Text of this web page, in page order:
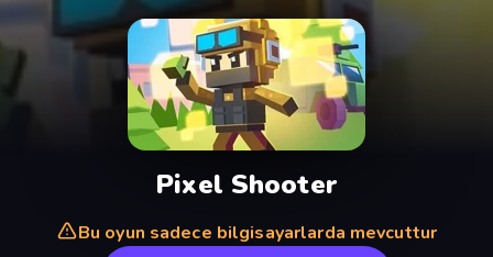
Pixel Shooter
Bu oyun sadece bilgisayarlarda mevcuttur